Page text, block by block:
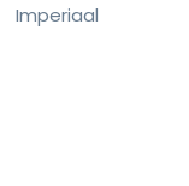
Imperiaal